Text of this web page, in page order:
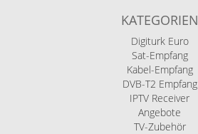
KATEGORIEN
Digiturk Euro
Sat-Empfang
Kabel-Empfang
DVB-T2 Empfang
IPTV Receiver
Angebote
TV-Zubehör